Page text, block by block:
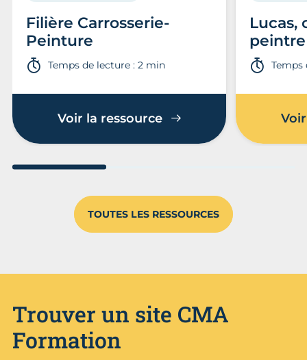
Filière Carrosserie-
Peinture
Temps de lecture : 2 min
Voir la ressource
Lucas,
peintre
Temps
TOUTES LES RESSOURCES
Trouver un site CMA
Formation